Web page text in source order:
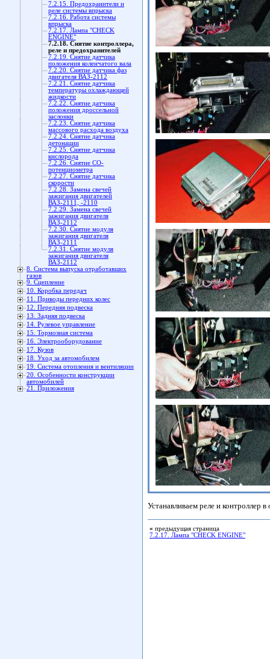
7.2.15. Предохранители и
реле системы впрыска
7.2.16. Работа системы
впрыска
7.2.17. Лампа "CHECK
ENGINE"
7.2.18. Снятие контроллера,
реле и предохранителей
7.2.19. Снятие датчика
положения коленчатого вала
7.2.20. Снятие датчика фаз
двигателя ВАЗ-2112
7.2.21. Снятие датчика
температуры охлаждающей
жидкости
7.2.22. Снятие датчика
положения дроссельной
заслонки
7.2.23. Снятие датчика
массового расхода воздуха
7.2.24. Снятие датчика
детонации
7.2.25. Снятие датчика
кислорода
7.2.26. Снятие CO-
потенциометра
7.2.27. Снятие датчика
скорости
7.2.28. Замена свечей
зажигания двигателей
ВАЗ-2111, -2110
7.2.29. Замена свечей
зажигания двигателя
ВАЗ-2112
7.2.30. Снятие модуля
зажигания двигателя
ВАЗ-2111
7.2.31. Снятие модуля
зажигания двигателя
ВАЗ-2112
8. Система выпуска отработавших
газов
9. Сцепление
10. Коробка передач
11. Приводы передних колес
12. Передняя подвеска
13. Задняя подвеска
14. Рулевое управление
15. Тормозная система
16. Электрооборудование
17. Кузов
18. Уход за автомобилем
19. Система отопления и вентиляции
20. Особенности конструкции
автомобилей
21. Приложения
Устанавливаем реле и контроллер
« предыдущая страница
7.2.17. Лампа "CHECK ENGINE"